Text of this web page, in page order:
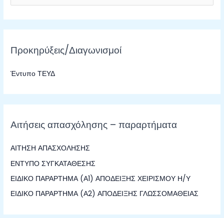
ν
α
ή
η
η
ι
α
Προκηρύξεις/Διαγωνισμοί
Έντυπο ΤΕΥΔ
Αιτήσεις απασχόλησης – παραρτήματα
ΑΙΤΗΣΗ ΑΠΑΣΧΟΛΗΣΗΣ
ΕΝΤΥΠΟ ΣΥΓΚΑΤΑΘΕΣΗΣ
ΕΙΔΙΚΟ ΠΑΡΑΡΤΗΜΑ (Α1) ΑΠΟΔΕΙΞΗΣ ΧΕΙΡΙΣΜΟΥ Η/Υ
ΕΙΔΙΚΟ ΠΑΡΑΡΤΗΜΑ (Α2) ΑΠΟΔΕΙΞΗΣ ΓΛΩΣΣΟΜΑΘΕΙΑΣ